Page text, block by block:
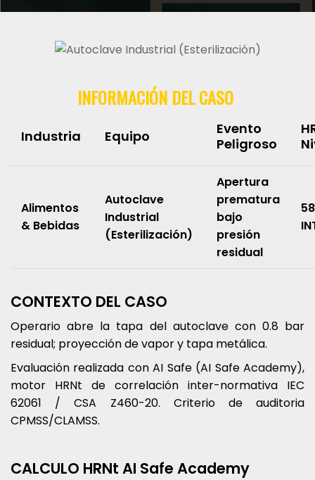
INFORMACIÓN DEL CASO
Industria Equipo
Evento
Peligroso
Alimentos
& Bebidas
Autoclave
Industrial
(Esterilización)
Apertura
prematura
bajo
presión
residual
CONTEXTO DEL CASO
Operario abre la tapa del autoclave con 0.8 bar
residual; proyección de vapor y tapa metálica.
Evaluación realizada con AI Safe (AI Safe Academy),
motor HRNt de correlación inter-normativa IEC
62061 / CSA Z460-20. Criterio de auditoria
CPMSS/CLAMSS.
CALCULO HRNt AI Safe Academy